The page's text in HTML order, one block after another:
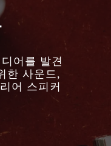
어를 발견
한 사운드,
어 스피커